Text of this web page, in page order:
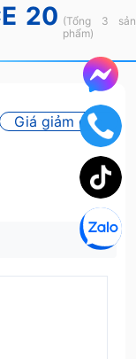
20 (Tổng 3 sản
phẩm)
Giá giảm dần